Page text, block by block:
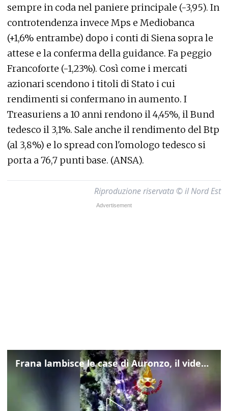
sempre in coda nel paniere principale (-3,95). In
controtendenza invece Mps e Mediobanca
(+1,6% entrambe) dopo i conti di Siena sopra le
attese e la conferma della guidance. Fa peggio
Francoforte (-1,23%). Così come i mercati
azionari scendono i titoli di Stato i cui
rendimenti si confermano in aumento. I
Treasuriens a 10 anni rendono il 4,45%, il Bund
tedesco il 3,1%. Sale anche il rendimento del Btp
(al 3,8%) e lo spread con l'omologo tedesco si
porta a 76,7 punti base. (ANSA).
Riproduzione riservata © il Nord Est
Frana lambisce le case di Auronzo, il video dall'elicottero dei vigili del fuoco